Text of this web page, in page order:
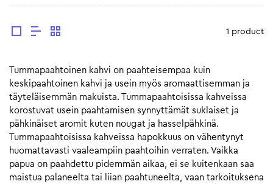
1 product
Tummapaahtoinen kahvi on paahteisempaa kuin
keskipaahtoinen kahvi ja usein myös aromaattisemman ja
täyteläisemmän makuista. Tummapaahtoisissa kahveissa
korostuvat usein paahtamisen synnyttämät suklaiset ja
pähkinäiset aromit kuten nougat ja hasselpähkinä.
Tummapaahtoisissa kahveissa hapokkuus on vähentynyt
huomattavasti vaaleampiin paahtoihin verraten. Vaikka
papua on paahdettu pidemmän aikaa, ei se kuitenkaan saa
maistua palaneelta tai liian paahtuneelta, vaan tarkoituksena